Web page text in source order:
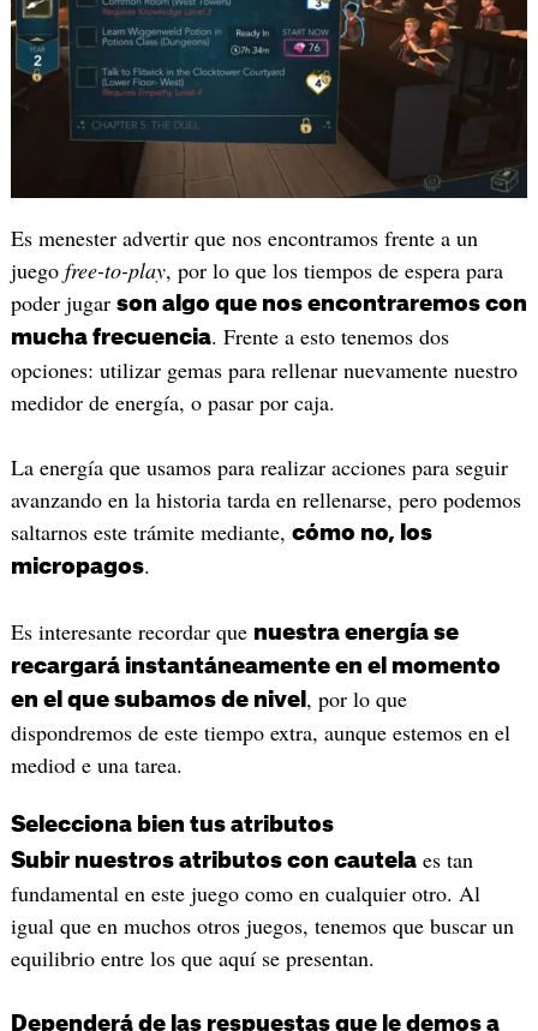
Es menester advertir que nos encontramos frente a un
juego free-to-play, por lo que los tiempos de espera para
poder jugar son algo que nos encontraremos con
mucha frecuencia. Frente a esto tenemos dos
opciones: utilizar gemas para rellenar nuevamente nuestro
medidor de energía, o pasar por caja.
La energía que usamos para realizar acciones para seguir
avanzando en la historia tarda en rellenarse, pero podemos
saltarnos este trámite mediante, cómo no, los
micropagos.
Es interesante recordar que nuestra energía se
recargará instantáneamente en el momento
en el que subamos de nivel , por lo que
dispondremos de este tiempo extra, aunque estemos en el
mediod e una tarea.
Selecciona bien tus atributos
Subir nuestros atributos con cautelaes tan
fundamental en este juego como en cualquier otro. Al
igual que en muchos otros juegos, tenemos que buscar un
equilibrio entre los que aquí se presentan.
Dependerá de las respuestas que le demos a